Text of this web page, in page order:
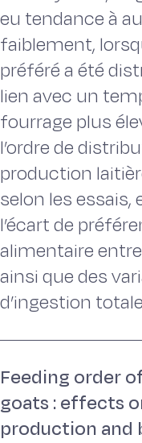
eu tendance à
faiblement,
préféré a été
lien avec un
fourrage plus
l’ordre de
production
selon les
l’écart de
alimentaire
ainsi que des
d’ingestion
Feeding order
goats : effects
production and